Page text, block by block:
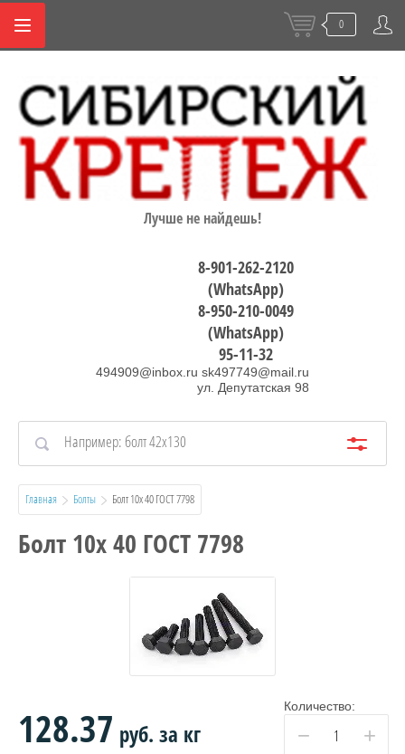
0
Лучше не найдешь!
8-901-262-2120
(WhatsApp)
8-950-210-0049
(WhatsApp)
95-11-32
494909@inbox.ru sk497749@mail.ru
ул. Депутатская 98
Главная Болты
  Болт 10х 40 ГОСТ 7798
Болт 10х 40 ГОСТ 7798
128.37 руб. за кг
Количество:
− +